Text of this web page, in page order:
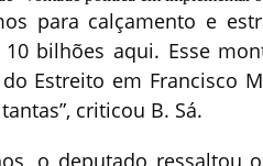
para calçamento e
bilhões aqui. Esse
Estreito em Francisco
criticou B. Sá.
o deputado ressaltou